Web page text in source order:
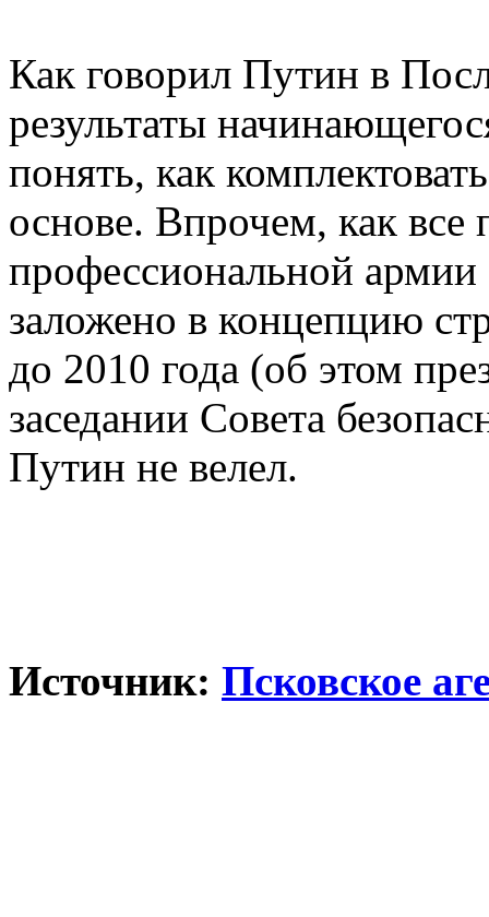
Как говорил Путин в
результаты
понять, как
основе. Впрочем, как все
профессиональной
заложено в концепцию
до 2010 года (об этом
заседании Совета
Путин не велел.
Источник: Псковское